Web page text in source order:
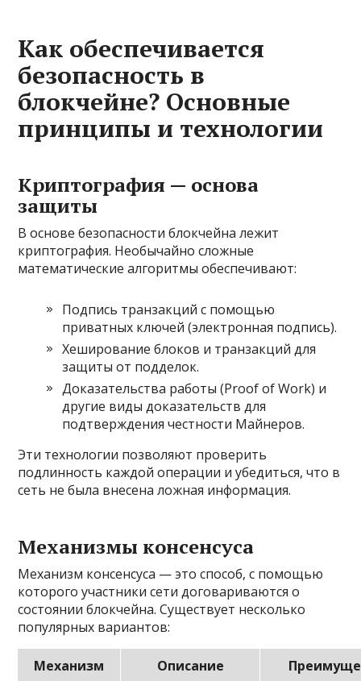
Как обеспечивается
безопасность в
блокчейне? Основные
принципы и технологии
Криптография — основа
защиты
В основе безопасности блокчейна лежит
криптография. Необычайно сложные
математические алгоритмы обеспечивают:
Подпись транзакций с помощью
приватных ключей (электронная подпись).
Хеширование блоков и транзакций для
защиты от подделок.
Доказательства работы (Proof of Work) и
другие виды доказательств для
подтверждения честности Майнеров.
Эти технологии позволяют проверить
подлинность каждой операции и убедиться, что в
сеть не была внесена ложная информация.
Механизмы консенсуса
Механизм консенсуса — это способ, с помощью
которого участники сети договариваются о
состоянии блокчейна. Существует несколько
популярных вариантов:
Механизм Описание